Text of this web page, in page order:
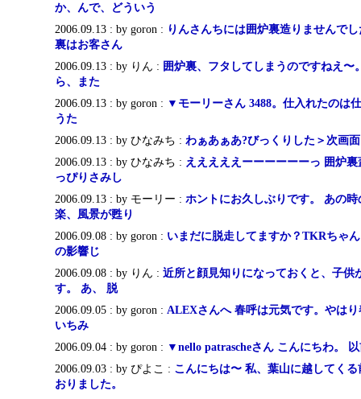
か、んで、どういう
2006.09.13 : by goron : りんさんちには囲炉裏造りませんで
裏はお客さん
2006.09.13 : by りん : 囲炉裏、フタしてしまうのですねえ〜
ら、また
2006.09.13 : by goron : ▼モーリーさん 3488。仕入れたのは
うた
2006.09.13 : by ひなみち : わぁあぁあ?びっくりした＞次画面
2006.09.13 : by ひなみち : えええええーーーーーーっ 囲炉
っぴりさみし
2006.09.13 : by モーリー : ホントにお久しぶりです。 あの
楽、風景が甦り
2006.09.08 : by goron : いまだに脱走してますか？TKRちゃ
の影響じ
2006.09.08 : by りん : 近所と顔見知りになっておくと、子供
す。 あ、 脱
2006.09.05 : by goron : ALEXさんへ 春呼は元気です。やは
いちみ
2006.09.04 : by goron : ▼nello patrascheさん こんにちわ。
2006.09.03 : by ぴよこ : こんにちは〜 私、葉山に越してく
おりました。